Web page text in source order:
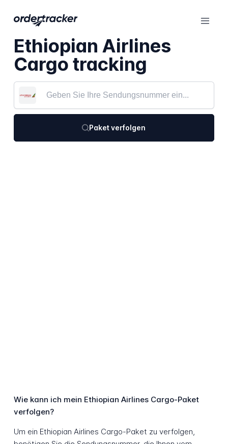
Ethiopian Airlines
Cargo tracking
Paket verfolgen
Wie kann ich mein Ethiopian Airlines Cargo-Paket
verfolgen?
Um ein Ethiopian Airlines Cargo-Paket zu verfolgen,